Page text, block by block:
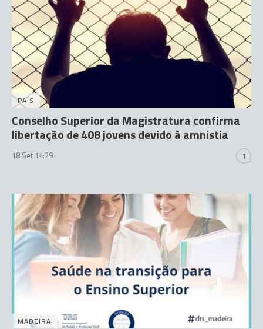
PAÍS
Conselho Superior da Magistratura confirma
libertação de 408 jovens devido à amnistia
18 Set 14:29 1
MADEIRA